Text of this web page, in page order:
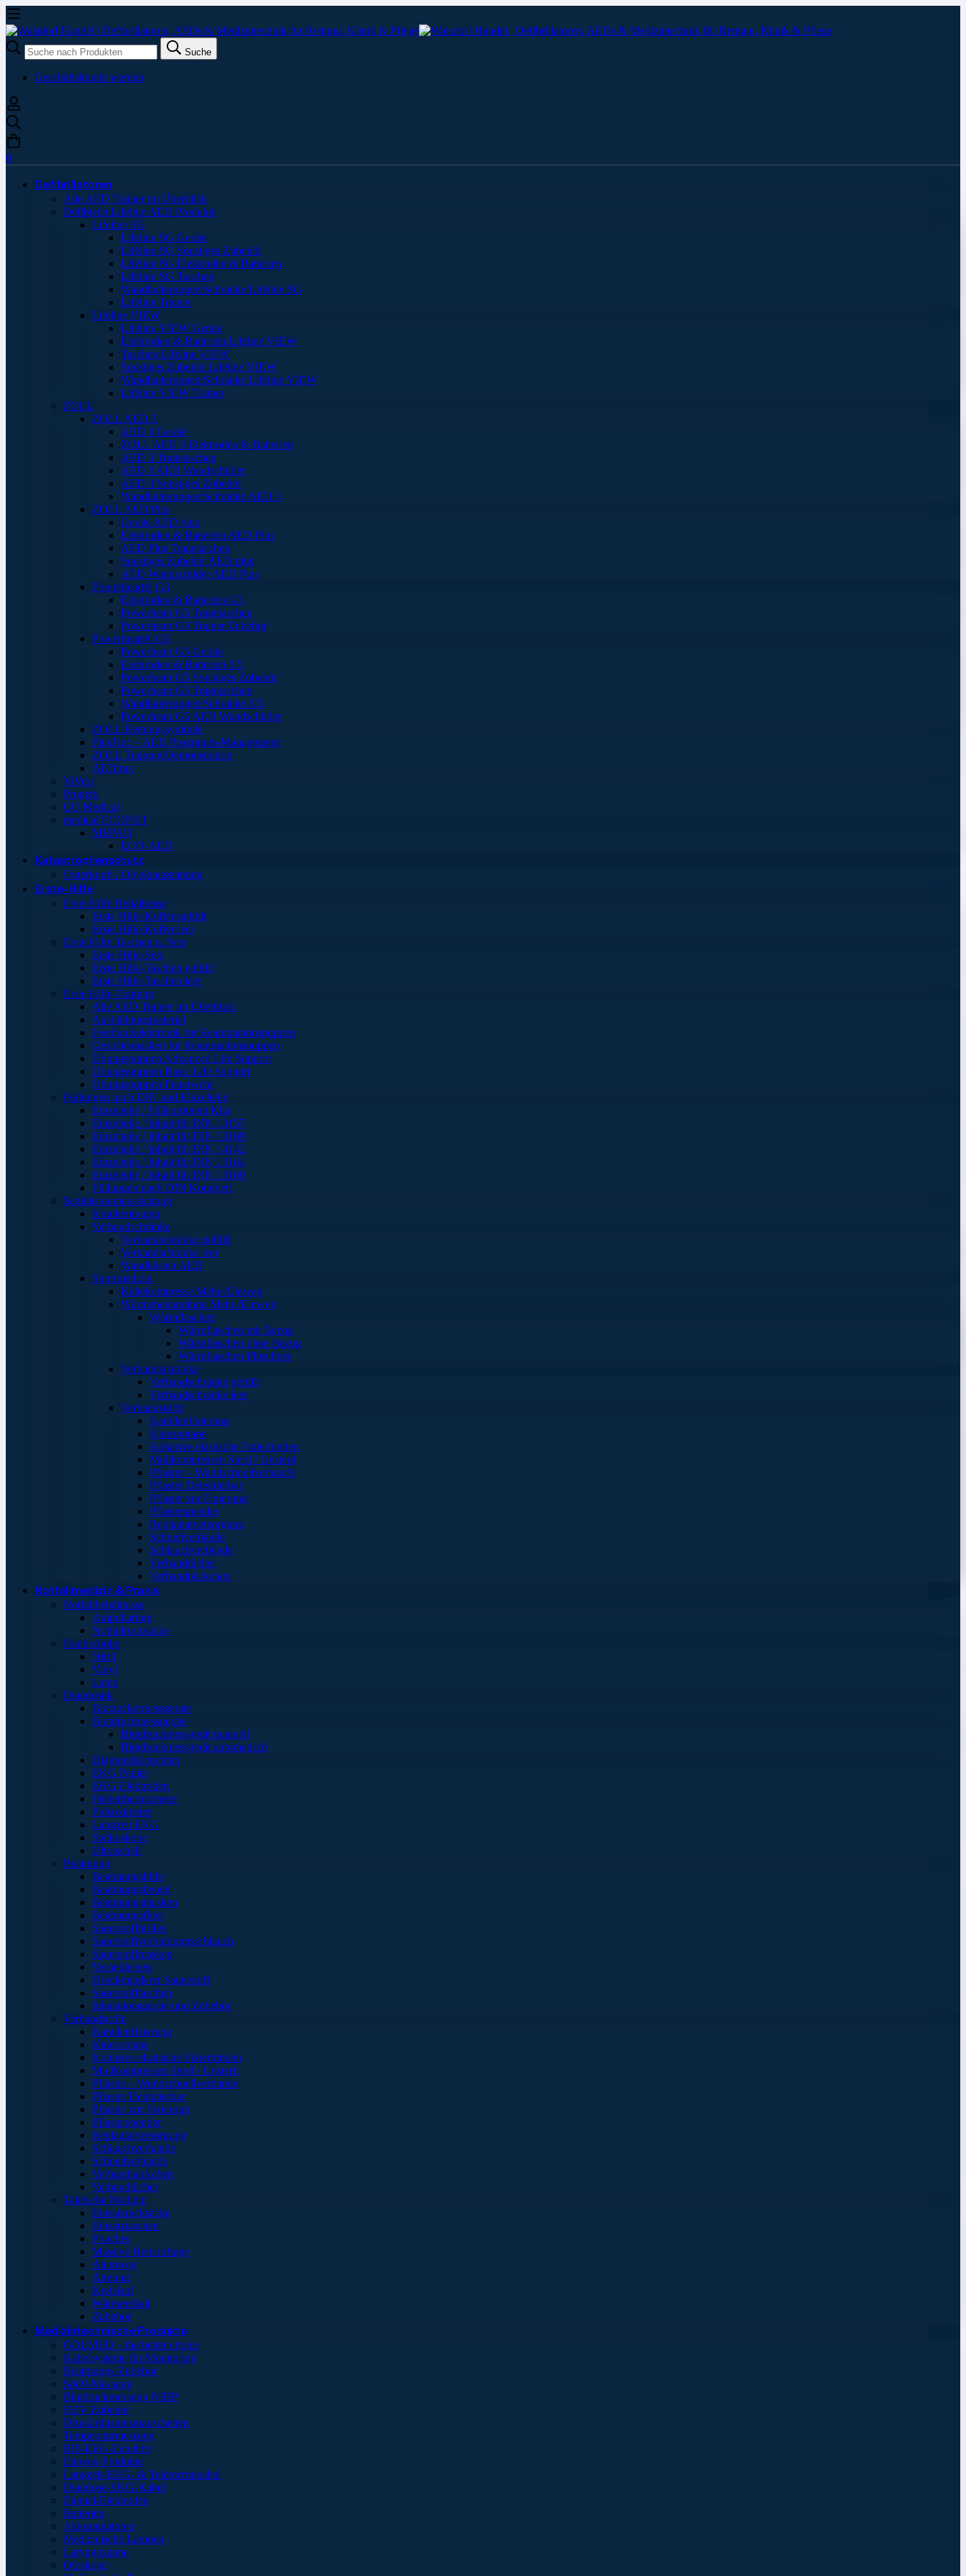
Suche
nach:
Suche
Geschäftskunde werden
0
Defibrillatoren
Alle AED Trainer im Überblick
Defibtech Lifeline AED Produkte
Lifeline SG
Lifeline SG Geräte
Lifeline SG Sonstiges Zubehör
Lifeline SG Elektroden & Batterien
Lifeline SG Taschen
Wandhalterungen/Schränke Lifeline SG
Lifeline Trainer
Lifeline VIEW
Lifeline VIEW Geräte
Elektroden & Batterien Lifeline VIEW
Taschen Lifeline VIEW
Sonstiges Zubehör Lifeline VIEW
Wandhalterungen/Schränke Lifeline VIEW
Lifeline VIEW Trainer
ZOLL
ZOLL AED 3
AED 3 Geräte
ZOLL AED 3 Elektroden & Batterien
AED 3 Tragetaschen
AED 3 AED Wandschilder
AED 3 Sonstiges Zubehör
Wandhalterungen/Schränke AED 3
ZOLL AED Plus
Geräte AED plus
Elektroden & Batterien AED Plus
AED Plus Tragetaschen
Sonstiges Zubehör AED plus
AED Wandschilder AED Plus
Powerheart® G3
Elektroden & Batterien G3
Powerheart G5 Tragetaschen
Powerheart G3 Trainer Zubehör
Powerheart® G5
Powerheart G5 Geräte
Elektroden & Batterien G5
Powerheart G5 Sonstiges Zubehör
Powerheart G5 Tragetaschen
Wandhalterungen/Schränke G5
Powerheart G5 AED Wandschilder
ZOLL Rettungssymbole
PlusTrac – AED Programm-Management
ZOLL Training/Demonstration
AEDtrax
ViVest
Progetti
CU Medical
medical ECONET
MEPAD
ECO-AED
Katastrophenschutz
Unterkunft / Objektausstattung
Erste-Hilfe
Erste Hilfe Behältnisse
Erste Hilfe-Koffer gefüllt
Erste Hilfe-Koffer leer
Erste Hilfe Taschen u. Sets
Erste Hilfe-Sets
Erste Hilfe-Taschen gefüllt
Erste Hilfe-Taschen leer
Erste Hilfe-Training
Alle AED Trainer im Überblick
Ausbildungsmaterial
Feedbackelektronik für Reanimationspuppen
Gesichtsmasken für Reanimationspuppen
Übungspuppen Advanced Life Support
Übungspuppen Basic Life Support
Übungspuppen Feuerwehr
Füllungen nach DIN und Einzelteile
Einzelteile / Füllsortiment Kita
Einzelteile / Inhalt für DIN 13157
Einzelteile / Inhalt für DIN 13169
Einzelteile / Inhalt für DIN 14142
Einzelteile / Inhalt für DIN 13164
Einzelteile / Inhalt für DIN 13160
Füllungen nach DIN Komplett
Sanitätsraumausstattung
Krankentragen
Verbandschränke
Verbandschränke gefüllt
Verbandschränke leer
Wandkästen AED
Sportmedizin
Kältekompresse Mehr-/Einweg
Wärmebehandlung Mehr-/Einweg
Wärmflaschen
Wärmflaschen mit Bezug
Wärmflaschen ohne Bezug
Wärmflaschen Plüschtier
Verbandschränke
Verbandschränke gefüllt
Verbandschränke leer
Verbandstoffe
Kanülenfixierung
Kinesoptape
Kohäsive elastische Fixierbinden
Mullkompressen Steril / Unsteril
Pflaster – Wundschnellverbände
Pflaster Detektierbar
Pflaster zur Fixierung
Pflasterspender
Replantatversorgung
Schnellverbände
Schlauchverbände
Verbandtücher
Verbandpäckchen
Notfallmedizin & Praxis
Notfallbehältnisse
Ampullarium
Notfallrucksäcke
Handschuhe
Nitril
Vinyl
Latex
Diagnostik
Blutzuckermessgeräte
Blutdruckmessgeräte
Blutdruckmessgerät manuell
Blutdruckmessgerät automatisch
Diagnostikleuchten
EKG Papier
EKG Elektroden
Fieberthermometer
Pulsoximeter
Langzeit EKG
Stethoskope
Ultraschall
Beatmung
Beatmungshilfe
Beatmungsbeutel
Beatmungsmasken
Beatmungsfilter
Sauerstoffbrillen
Sauerstoffverbindungsschlauch
Sauerstoffmasken
Verneblersets
Druckminderer Sauerstoff
Sauerstofftaschen
Inhalationsgeräte und Zubehör
Verbandstoffe
Kanülenfixierung
Kinesoptape
Kohäsive elastische Fixierbinden
Mullkompressen Steril / Unsteril
Pflaster – Wundschnellverbände
Pflaster Detektierbar
Pflaster zur Fixierung
Pflasterspender
Replantatversorgung
Schlauchverbände
Schnellverbände
Verbandpäckchen
Verbandtücher
Taktische Medizin
Einsatzrucksäcke
Einsatztaschen
Pouches
Massive Hemorrhage
Atemweg
Atmung
Kreislauf
Wärmeerhalt
Zubehör
Medizintechnische Produkte
GOLMED – the better choice
Kabelsysteme für Monitoring
Beatmungs-Zubehör
SpO²-Messung
Blutdruckmessung NIBP
HZV-Zubehör
Druckinfusionsmanschetten
Temperaturmessung
BIS-EEG-Zubehör
Einweg-Produkte
Langzeit-EKG- & Telemetriekabel
Diagnose-EKG-Kabel
Einmal-Elektroden
Batterien
Akkumulatoren
Medizinische Lampen
Laryngoskope
Otoskope